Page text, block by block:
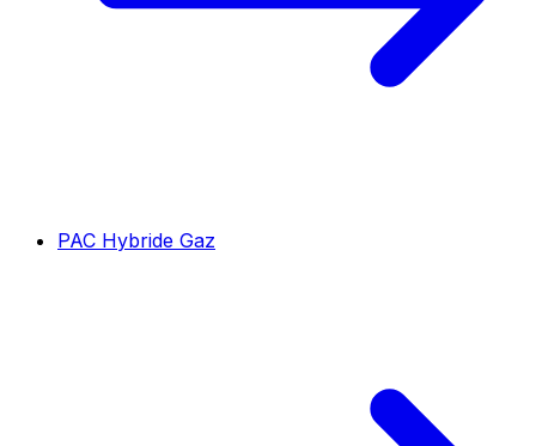
PAC Hybride Gaz